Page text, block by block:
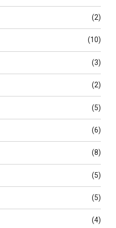
(2)
(10)
(3)
(2)
(5)
(6)
(8)
(5)
(5)
(4)